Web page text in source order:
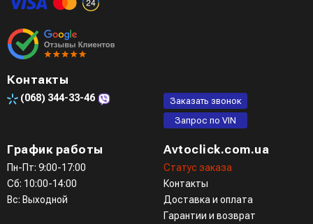
Контакты
(068) 344-33-46
Заказать звонок
Запрос по VIN
График работы
Пн-Пт: 9:00-17:00
Сб: 10:00-14:00
Вс: Выходной
Avtoclick.com.ua
Статус заказа
Контакты
Доставка и оплата
Гарантии и возврат